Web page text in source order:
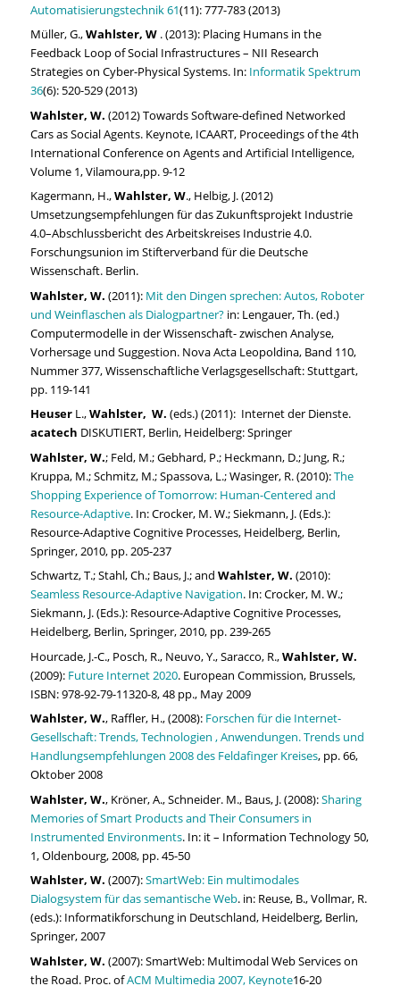
Automatisierungstechnik 61(11): 777-783 (2013)
Müller,G.,Wahlster, W . (2013): Placing Humans in the
Feedback Loop of Social Infrastructures – NII Research
Strategies on Cyber-Physical Systems. In: Informatik Spektrum
36(6): 520-529 (2013)
Wahlster, W. (2012) Towards Software-defined Networked
Cars as Social Agents. Keynote, ICAART, Proceedings of the 4th
International Conference on Agents and Artificial Intelligence,
Volume 1, Vilamoura,pp. 9-12
Kagermann, H.,Wahlster, W., Helbig, J. (2012)
Umsetzungsempfehlungen für das Zukunftsprojekt Industrie
4.0–Abschlussbericht des Arbeitskreises Industrie 4.0.
Forschungsunion im Stifterverband für die Deutsche
Wissenschaft. Berlin.
Wahlster, W. (2011): Mit den Dingen sprechen: Autos, Roboter
und Weinflaschen als Dialogpartner? in: Lengauer, Th. (ed.)
Computermodelle in der Wissenschaft- zwischen Analyse,
Vorhersage und Suggestion. Nova Acta Leopoldina, Band 110,
Nummer 377, Wissenschaftliche Verlagsgesellschaft: Stuttgart,
pp. 119-141
Heuser L.,Wahlster, W. (eds.) (2011): Internet der Dienste.
acatech DISKUTIERT, Berlin, Heidelberg: Springer
Wahlster, W.; Feld, M.; Gebhard, P.; Heckmann, D.; Jung, R.;
Kruppa, M.; Schmitz, M.; Spassova, L.; Wasinger, R. (2010):The
Shopping Experience of Tomorrow: Human-Centered and
Resource-Adaptive. In: Crocker, M. W.; Siekmann, J. (Eds.):
Resource-Adaptive Cognitive Processes, Heidelberg, Berlin,
Springer, 2010, pp. 205-237
Schwartz, T.; Stahl, Ch.; Baus, J.; andWahlster, W. (2010):
Seamless Resource-Adaptive Navigation. In: Crocker, M. W.;
Siekmann, J. (Eds.): Resource-Adaptive Cognitive Processes,
Heidelberg, Berlin, Springer, 2010, pp. 239-265
Hourcade, J.-C., Posch, R., Neuvo, Y., Saracco, R.,Wahlster, W.
(2009): Future Internet 2020. European Commission, Brussels,
ISBN: 978-92-79-11320-8, 48 pp., May 2009
Wahlster, W., Raffler, H., (2008): Forschen für die Internet-
Gesellschaft: Trends, Technologien , Anwendungen. Trends und
Handlungsempfehlungen 2008 des Feldafinger Kreises, pp. 66,
Oktober 2008
Wahlster, W., Kröner, A., Schneider. M., Baus, J. (2008):Sharing
Memories of Smart Products and Their Consumers in
Instrumented Environments. In: it – Information Technology 50,
1, Oldenbourg, 2008, pp. 45-50
Wahlster, W. (2007):SmartWeb: Ein multimodales
Dialogsystem für das semantische Web. in: Reuse, B., Vollmar, R.
(eds.): Informatikforschung in Deutschland, Heidelberg, Berlin,
Springer, 2007
Wahlster, W. (2007): SmartWeb: Multimodal Web Services on
the Road. Proc. ofACM Multimedia 2007, Keynote16-20